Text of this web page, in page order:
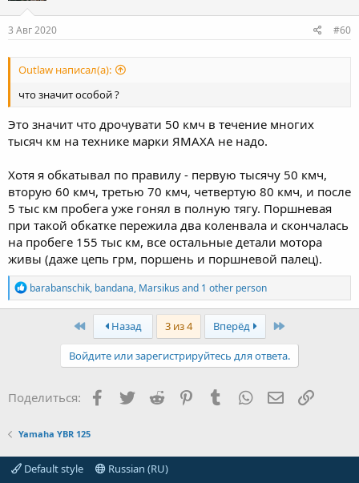
3 Авг 2020 #60
Outlaw написал(а):
что значит особой ?
Это значит что дрочувати 50 кмч в течение многих
тысяч км на технике марки ЯМАХА не надо.
Хотя я обкатывал по правилу - первую тысячу 50 кмч,
вторую 60 кмч, третью 70 кмч, четвертую 80 кмч, и после
5 тыс км пробега уже гонял в полную тягу. Поршневая
при такой обкатке пережила два коленвала и скончалась
на пробеге 155 тыс км, все остальные детали мотора
живы (даже цепь грм, поршень и поршневой палец).
R
e
a
:
barabanschik, bandana, Marsikus and 1 other person
First Назад 3 из 4 Вперёд Last
Войдите или зарегистрируйтесь для ответа.
Поделиться: Facebook
TwitterReddit PinterestTumblr WhatsApp Ссылка
Yamaha YBR 125
Default style Russian (RU)